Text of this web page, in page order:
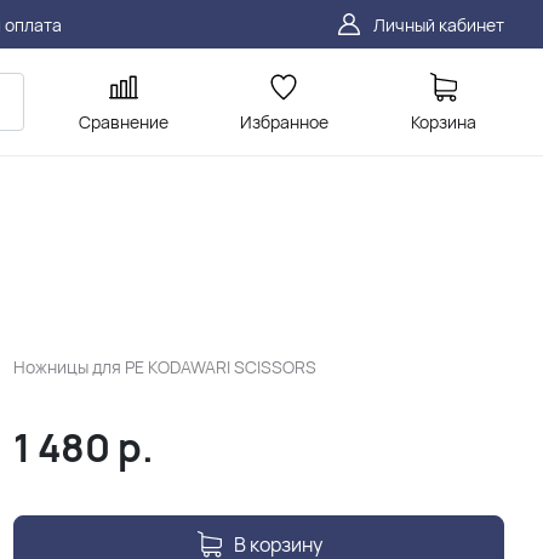
Личный кабинет
Сравнение Избранное Корзина
Ножницы для PE KODAWARI SCISSORS
1 480 р.
В корзину